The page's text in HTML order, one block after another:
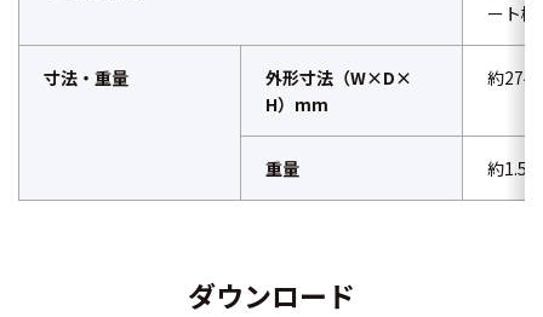
ート
寸法・重量
外形寸法（W×D×
H）mm
約
重量 約
ダウンロード